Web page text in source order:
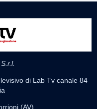
di Lab Tv canale 84
(AV)